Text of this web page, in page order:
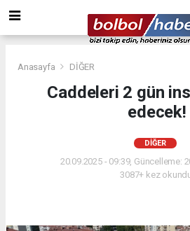
Anasayfa DİĞER
Caddeleri 2 gün
edecek!
DİĞER
20.09.2025 - 09:39, Güncelleme:
3087+ kez